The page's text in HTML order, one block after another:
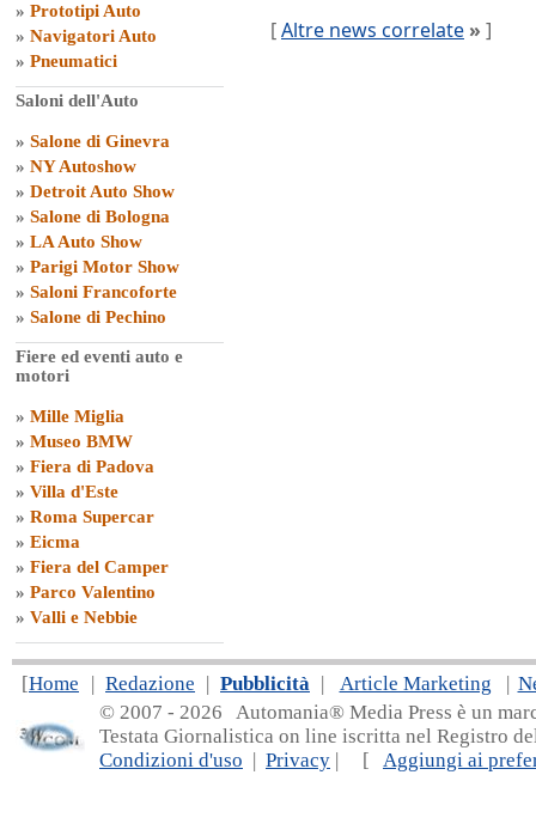
» Prototipi Auto
» Navigatori Auto
» Pneumatici
Saloni dell'Auto
» Salone di Ginevra
» NY Autoshow
» Detroit Auto Show
» Salone di Bologna
» LA Auto Show
» Parigi Motor Show
» Saloni Francoforte
» Salone di Pechino
Fiere ed eventi auto e
motori
» Mille Miglia
» Museo BMW
» Fiera di Padova
» Villa d'Este
» Roma Supercar
» Eicma
» Fiera del Camper
» Parco Valentino
» Valli e Nebbie
[Altre news correlate » ]
[Home | Redazione | Pubblicità | Article Marketing |
© 2007 - 2026 Automania® Media Press è un
Testata Giornalistica on line iscritta nel Registro
Condizioni d'uso | Privacy | [ Aggiungi ai